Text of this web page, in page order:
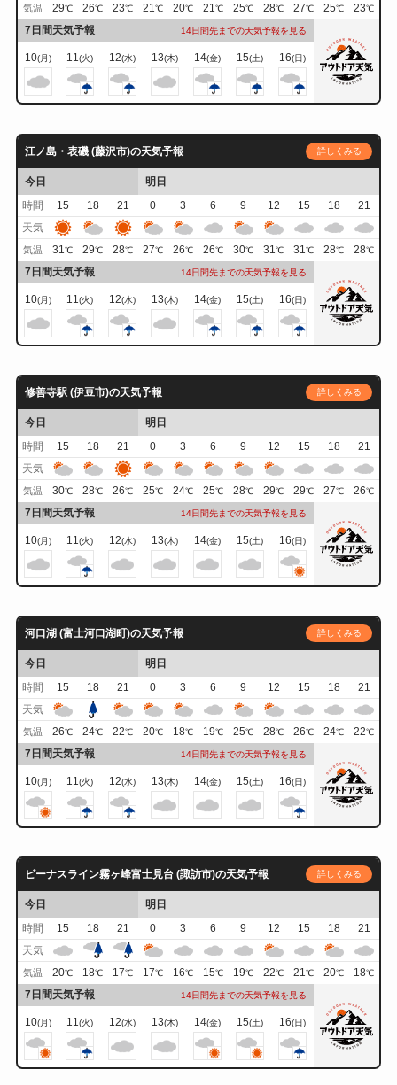
気温 29℃ 26℃ 23℃ 21℃ 20℃ 21℃ 25℃ 28℃ 27℃ 25℃ 23℃
7日間天気予報 14日間先までの天気予報を見る
10(月) 11(火) 12(水) 13(木) 14(金) 15(土) 16(日)
江ノ島・表磯 (藤沢市)の天気予報 詳しくみる
今日
明日
時間
15 18 21 0 3 6 9 12 15 18
21
天気
気温 31℃ 29℃ 28℃ 27℃ 26℃ 26℃ 30℃ 31℃ 31℃ 28℃ 28℃
7日間天気予報 14日間先までの天気予報を見る
10(月) 11(火) 12(水) 13(木) 14(金) 15(土) 16(日)
修善寺駅 (伊豆市)の天気予報 詳しくみる
今日
明日
時間
15 18 21 0 3 6 9 12 15 18
21
天気
気温 30℃ 28℃ 26℃ 25℃ 24℃ 25℃ 28℃ 29℃ 29℃ 27℃ 26℃
7日間天気予報 14日間先までの天気予報を見る
10(月) 11(火) 12(水) 13(木) 14(金) 15(土) 16(日)
河口湖 (富士河口湖町)の天気予報 詳しくみる
今日
明日
時間
15 18 21 0 3 6 9 12 15 18
21
天気
気温 26℃ 24℃ 22℃ 20℃ 18℃ 19℃ 25℃ 28℃ 26℃ 24℃ 22℃
7日間天気予報 14日間先までの天気予報を見る
10(月) 11(火) 12(水) 13(木) 14(金) 15(土) 16(日)
ビーナスライン霧ヶ峰富士見台 (諏訪市)の天気予報 詳しくみる
今日
明日
時間
15 18 21 0 3 6 9 12 15 18
21
天気
気温 20℃ 18℃ 17℃ 17℃ 16℃ 15℃ 19℃ 22℃ 21℃ 20℃ 18℃
7日間天気予報 14日間先までの天気予報を見る
10(月) 11(火) 12(水) 13(木) 14(金) 15(土) 16(日)